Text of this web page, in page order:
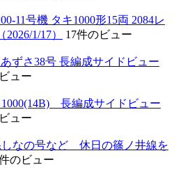
11号機 タキ1000形15両 2084レ
1/17）
17件のビュー
ずさ38号 長編成サイドビュー
ュー
1000(14B) 長編成サイドビュー
ュー
しなの号など 休日の篠ノ井線を
のビュー